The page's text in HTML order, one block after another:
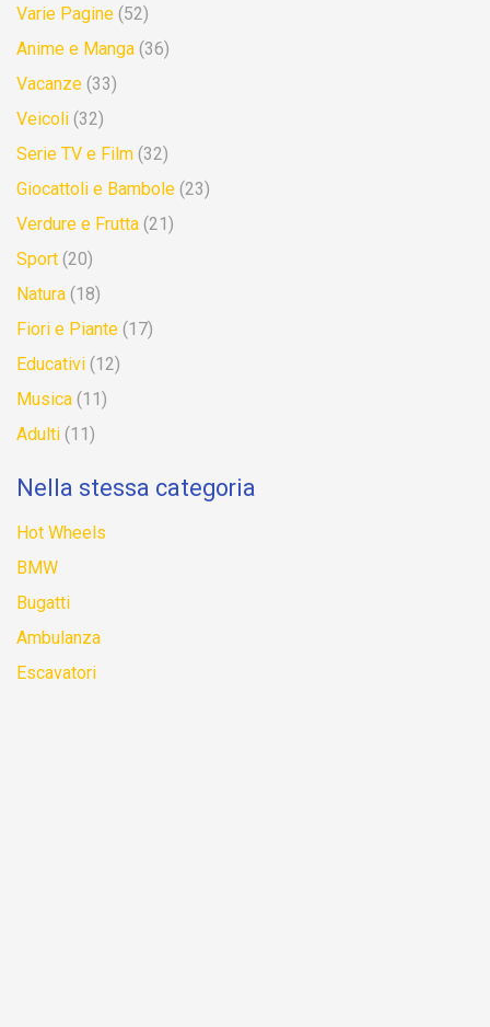
Varie Pagine (52)
Anime e Manga (36)
Vacanze (33)
Veicoli (32)
Serie TV e Film (32)
Giocattoli e Bambole (23)
Verdure e Frutta (21)
Sport (20)
Natura (18)
Fiori e Piante (17)
Educativi (12)
Musica (11)
Adulti (11)
Nella stessa categoria
Hot Wheels
BMW
Bugatti
Ambulanza
Escavatori